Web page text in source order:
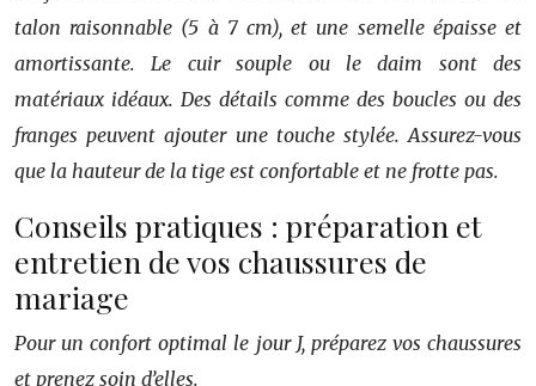
talon raisonnable (5 à 7 cm), et une semelle épaisse et
amortissante. Le cuir souple ou le daim sont des
matériaux idéaux. Des détails comme des boucles ou des
franges peuvent ajouter une touche stylée. Assurez-vous
que la hauteur de la tige est confortable et ne frotte pas.
Conseils pratiques : préparation et
entretien de vos chaussures de
mariage
Pour un confort optimal le jour J, préparez vos chaussures
et prenez soin d’elles.